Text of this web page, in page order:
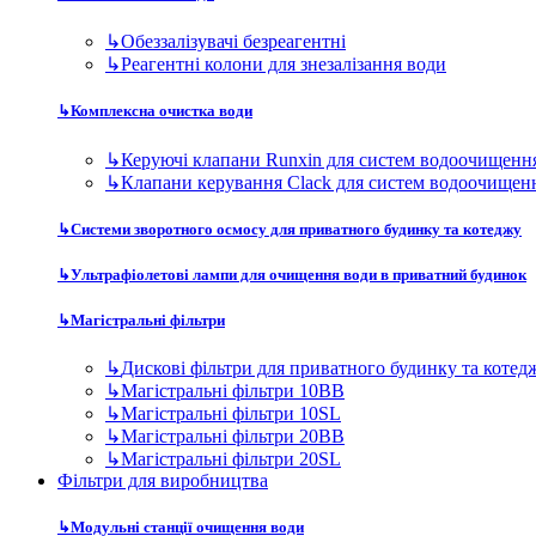
↳Обеззалізувачі безреагентні
↳Реагентні колони для знезалізання води
↳Комплексна очистка води
↳Керуючі клапани Runxin для систем
↳Клапани керування Clack для систем
↳Системи зворотного осмосу для приватного будинку та котеджу
↳Ультрафіолетові лампи для очищення води в приватний будинок
↳Магістральні фільтри
↳Дискові фільтри для приватного будинку та
↳Магістральні фільтри 10BB
↳Магістральні фільтри 10SL
↳Магістральні фільтри 20BB
↳Магістральні фільтри 20SL
Фільтри для виробництва
↳Модульні станції очищення води